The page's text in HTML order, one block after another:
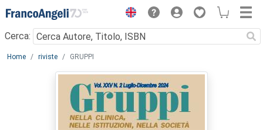
Menu
Cerca:
Main content
Home riviste GRUPPI